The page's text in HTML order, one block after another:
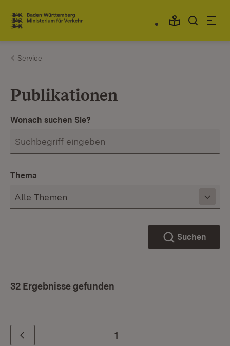
Zum Inhalt springen
Link zur Startseite
Service
Publikationen
Wonach suchen Sie?
Thema
Suchen
32 Ergebnisse gefunden
Zurück 1